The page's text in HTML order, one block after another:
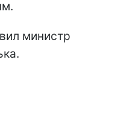
министр